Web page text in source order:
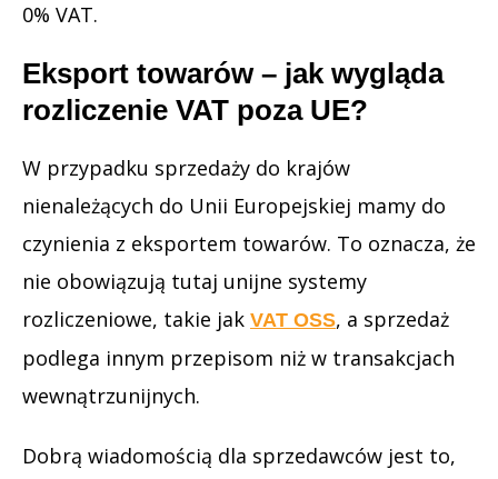
0% VAT.
Eksport towarów – jak wygląda
rozliczenie VAT poza UE?
W przypadku sprzedaży do krajów
nienależących do Unii Europejskiej mamy do
czynienia z eksportem towarów. To oznacza, że
nie obowiązują tutaj unijne systemy
rozliczeniowe, takie jak VAT OSS, a sprzedaż
podlega innym przepisom niż w transakcjach
wewnątrzunijnych.
Dobrą wiadomością dla sprzedawców jest to,